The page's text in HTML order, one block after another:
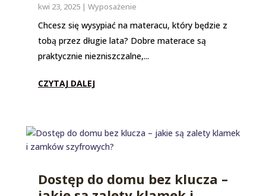
kwi 23, 2025| Wyposażenie
Chcesz się wysypiać na materacu, który będzie z
tobą przez długie lata? Dobre materace są
praktycznie niezniszczalne,...
CZYTAJ DALEJ
Dostęp do domu bez klucza –